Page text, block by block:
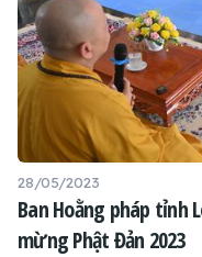
28/05/2023
Ban Hoằng pháp tỉnh
mừng Phật Đản 2023